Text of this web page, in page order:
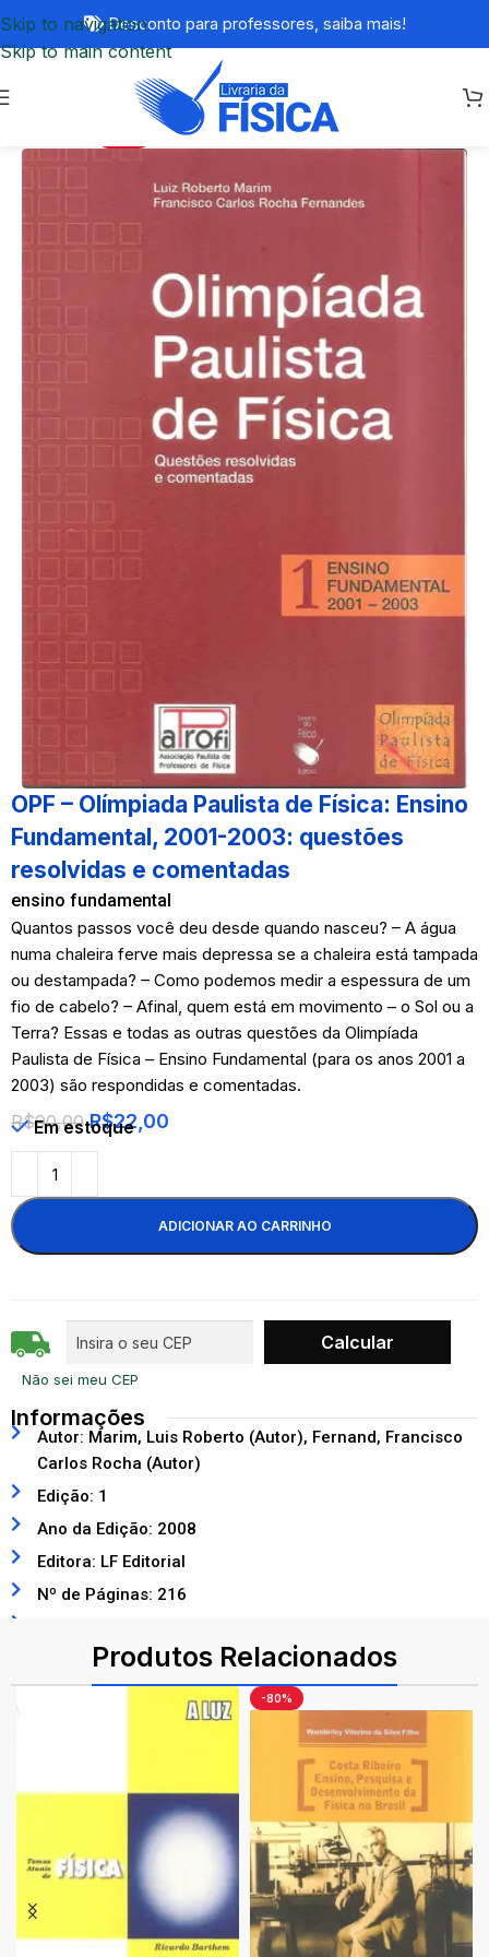
Skip to navigation
Skip to main content
Desconto para professores, saiba mais!
OPF – Olímpiada Paulista de Física: Ensino
Fundamental, 2001-2003: questões
resolvidas e comentadas
ensino fundamental
Quantos passos você deu desde quando nasceu? – A água
numa chaleira ferve mais depressa se a chaleira está tampada
ou destampada? – Como podemos medir a espessura de um
fio de cabelo? – Afinal, quem está em movimento – o Sol ou a
Terra? Essas e todas as outras questões da Olimpíada
Paulista de Física – Ensino Fundamental (para os anos 2001 a
2003) são respondidas e comentadas.
R$90,00 R$22,00
Em estoque
ADICIONAR AO CARRINHO
Não sei meu CEP
Informações
Autor: Marim, Luis Roberto (Autor), Fernand, Francisco
Carlos Rocha (Autor)
Edição: 1
Ano da Edição: 2008
Editora: LF Editorial
Nº de Páginas: 216
Produtos Relacionados
-80%